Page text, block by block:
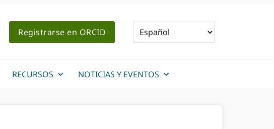
Registrarse en ORCID
RECURSOS NOTICIAS Y EVENTOS